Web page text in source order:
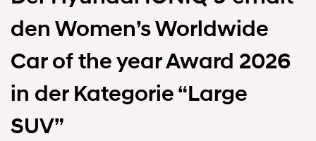
den Women’s Worldwide
Car of the year Award 2026
in der Kategorie “Large
SUV”